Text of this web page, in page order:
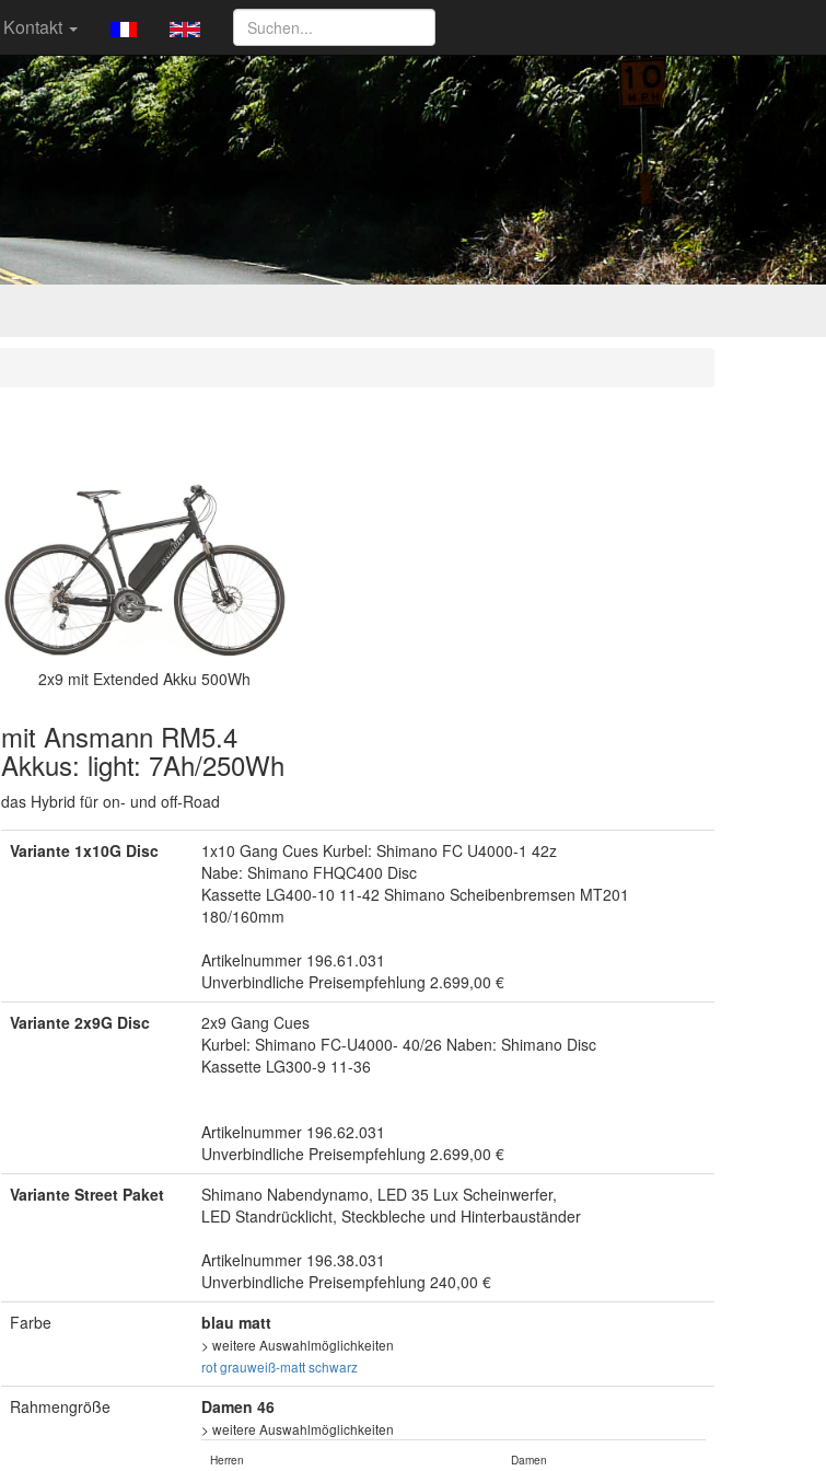
Kontakt
2x9 mit Extended Akku 500Wh
mit Ansmann RM5.4
Akkus: light: 7Ah/250Wh
das Hybrid für on- und off-Road
Variante 1x10G Disc
1x10 Gang Cues Kurbel: Shimano FC U4000-1 42z
Nabe: Shimano FHQC400 Disc
Kassette LG400-10 11-42 Shimano Scheibenbremsen MT201
180/160mm
Artikelnummer 196.61.031
Unverbindliche Preisempfehlung 2.699,00 €
Variante 2x9G Disc
2x9 Gang Cues
Kurbel: Shimano FC-U4000- 40/26 Naben: Shimano Disc
Kassette LG300-9 11-36
Artikelnummer 196.62.031
Unverbindliche Preisempfehlung 2.699,00 €
Variante Street Paket
Shimano Nabendynamo, LED 35 Lux Scheinwerfer,
LED Standrücklicht, Steckbleche und Hinterbauständer
Artikelnummer 196.38.031
Unverbindliche Preisempfehlung 240,00 €
Farbe
blau matt
> weitere Auswahlmöglichkeiten
rot grauweiß-matt schwarz
Rahmengröße Damen 46
> weitere Auswahlmöglichkeiten
Herren
Damen